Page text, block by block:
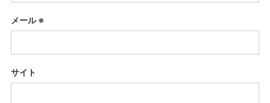
メール※
サイト